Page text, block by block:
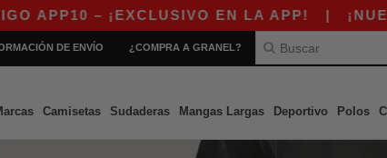
– ¡EXCLUSIVO EN LA APP!|
DE ENVÍO ¿COMPRA A GRANEL?
Camisetas Sudaderas Mangas Largas Deportivo Polos